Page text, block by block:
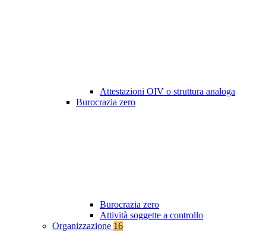
Attestazioni OIV o struttura analoga
Burocrazia zero
Burocrazia zero
Attività soggette a controllo
Organizzazione 16